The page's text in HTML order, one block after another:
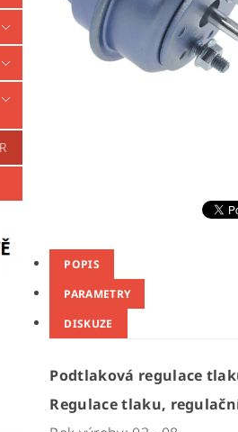
POPIS
PARAMETRY
DISKUZE
Podtlaková regulace
Regulace tlaku,